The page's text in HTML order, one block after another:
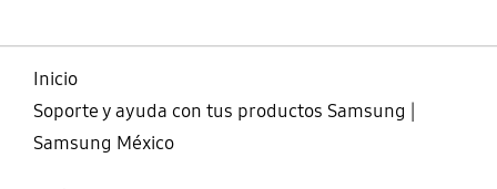
Inicio
Soporte y ayuda con tus productos Samsung |
Samsung México